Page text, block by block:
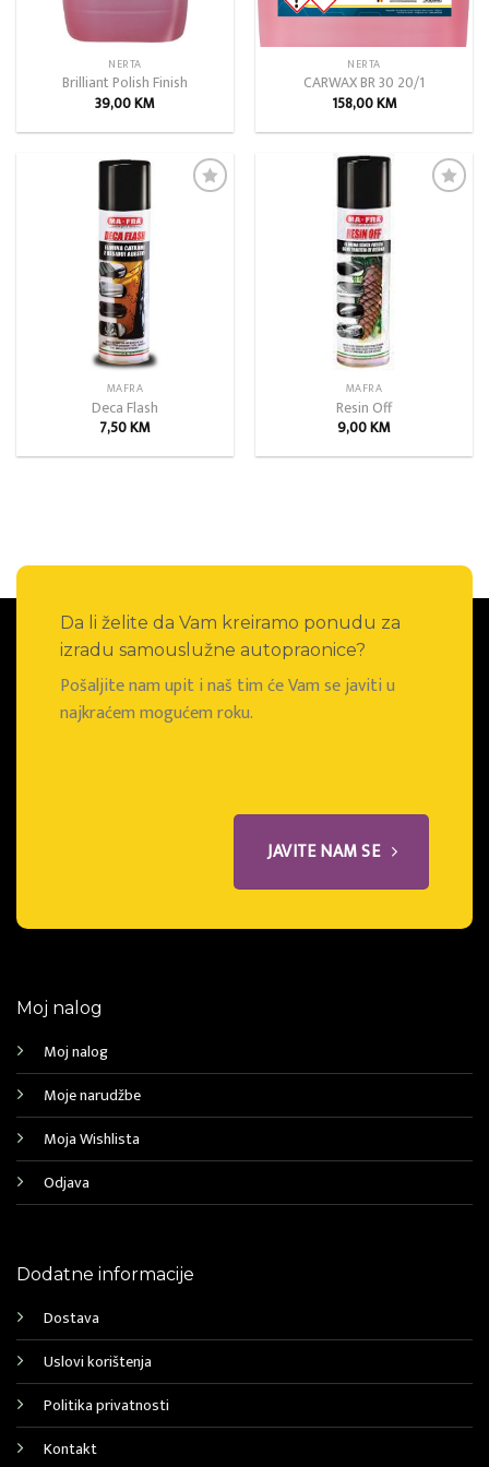
NERTA
Brilliant Polish Finish
39,00KM
NERTA
CARWAX BR 30 20/1
158,00KM
MAFRA
Deca Flash
7,50KM
MAFRA
Resin Off
9,00KM
Da li želite da Vam kreiramo ponudu za
izradu samouslužne autopraonice?
Pošaljite nam upit i naš tim će Vam se javiti u
najkraćem mogućem roku.
JAVITE NAM SE
Moj nalog
Moj nalog
Moje narudžbe
Moja Wishlista
Odjava
Dodatne informacije
Dostava
Uslovi korištenja
Politika privatnosti
Kontakt